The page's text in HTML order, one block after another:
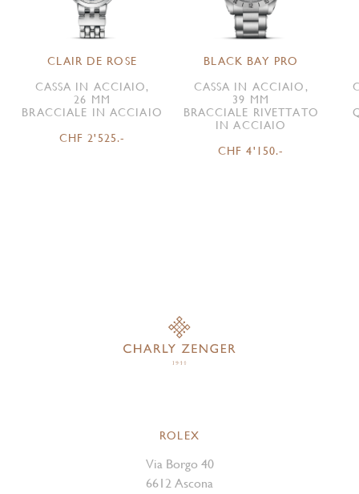
CLAIR DE ROSE
CASSA IN ACCIAIO,
26 MM
BRACCIALE IN ACCIAIO
CHF 2'525.-
BLACK BAY PRO
CASSA IN ACCIAIO,
39 MM
BRACCIALE RIVETTATO
IN ACCIAIO
CHF 4'150.-
ROLEX
Via Borgo 40
6612 Ascona